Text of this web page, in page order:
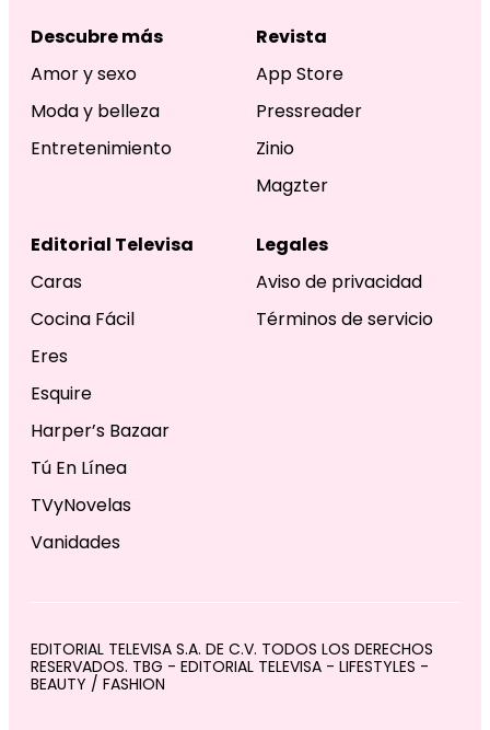
Descubre más
Amor y sexo
Moda y belleza
Entretenimiento
Revista
App Store
Pressreader
Zinio
Magzter
Editorial Televisa
Caras
Cocina Fácil
Eres
Esquire
Harper’s Bazaar
Tú En Línea
TVyNovelas
Vanidades
Legales
Aviso de privacidad
Términos de servicio
EDITORIAL TELEVISA S.A. DE C.V. TODOS LOS DERECHOS
RESERVADOS. TBG - EDITORIAL TELEVISA - LIFESTYLES -
BEAUTY / FASHION